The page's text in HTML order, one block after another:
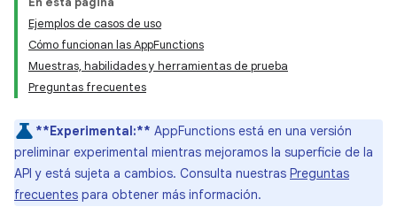
Ejemplos de casos de uso
Cómo funcionan las AppFunctions
Muestras, habilidades y herramientas de prueba
Preguntas frecuentes
**Experimental:** AppFunctions está en una versión
preliminar experimental mientras mejoramos la superficie de la
API y está sujeta a cambios. Consulta nuestras Preguntas
frecuentes para obtener más información.